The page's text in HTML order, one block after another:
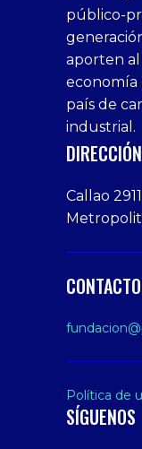
bonus
veren
siteler
1xbet
deneme
bonusu
veren
giriş
1xbet
giriş
tarafbet
giriş
Deneme
bonusu
veren
siteler
on
webcam
Cumshots
Tits
Free
Amateur
Porn
Xxx
Indian
Big
Butt
sex
From
Step
veren
siteler
público-
aporten
economía
país de
industrial.
DIRECCIÓN
Callao
CONTACTO
Política de
SÍGUENOS